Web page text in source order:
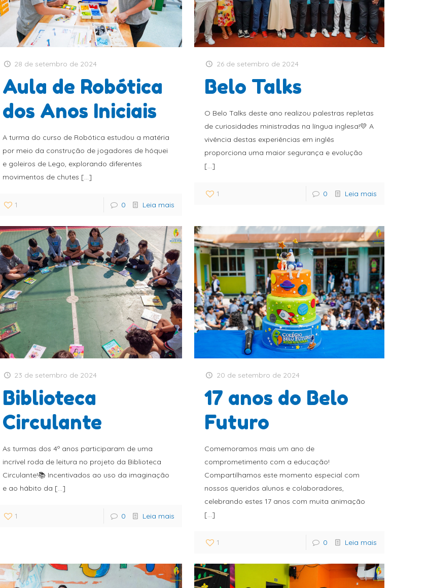
28 de setembro de 2024
Aula de Robótica
dos Anos Iniciais
A turma do curso de Robótica estudou a matéria
por meio da construção de jogadores de hóquei
e goleiros de Lego, explorando diferentes
movimentos de chutes […]
1 0 Leia mais
26 de setembro de 2024
Belo Talks
O Belo Talks deste ano realizou palestras repletas
de curiosidades ministradas na língua inglesa!💛 A
vivência destas experiências em inglês
proporciona uma maior segurança e evolução
[…]
1 0 Leia mais
23 de setembro de 2024
Biblioteca
Circulante
As turmas dos 4º anos participaram de uma
incrível roda de leitura no projeto da Biblioteca
Circulante!📚 Incentivados ao uso da imaginação
e ao hábito da […]
1 0 Leia mais
20 de setembro de 2024
17 anos do Belo
Futuro
Comemoramos mais um ano de
comprometimento com a educação!
Compartilhamos este momento especial com
nossos queridos alunos e colaboradores,
celebrando estes 17 anos com muita animação
[…]
1 0 Leia mais